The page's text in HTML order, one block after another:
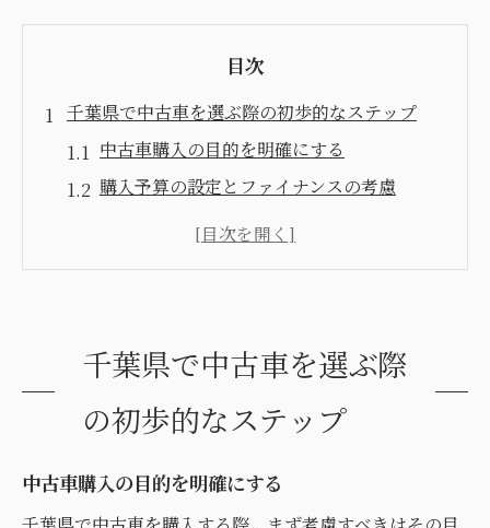
目次
千葉県で中古車を選ぶ際の初歩的なステップ
中古車購入の目的を明確にする
購入予算の設定とファイナンスの考慮
車種とモデルの絞り込み方法
試乗の重要性とそのポイント
中古車購入で失敗しないためのディーラー選び
のコツ
信頼できるディーラーを選ぶためのチェッ
千葉県で中古車を選ぶ際
の初歩的なステップ
中古車購入の目的を明確にする